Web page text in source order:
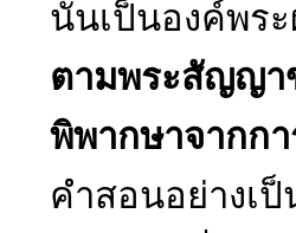
นั้นเป็นองค์พร
ตามพระสัญญา
พิพากษาจากก
คำสอนอย่างเ